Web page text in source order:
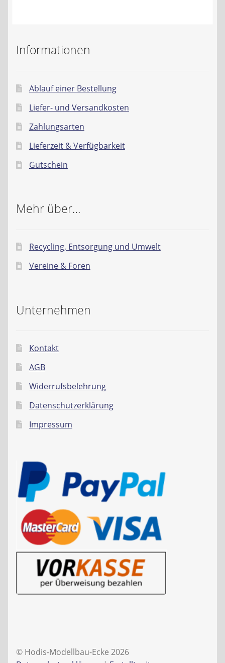
Informationen
Ablauf einer Bestellung
Liefer- und Versandkosten
Zahlungsarten
Lieferzeit & Verfügbarkeit
Gutschein
Mehr über…
Recycling, Entsorgung und Umwelt
Vereine & Foren
Unternehmen
Kontakt
AGB
Widerrufsbelehrung
Datenschutzerklärung
Impressum
© Hodis-Modellbau-Ecke 2026